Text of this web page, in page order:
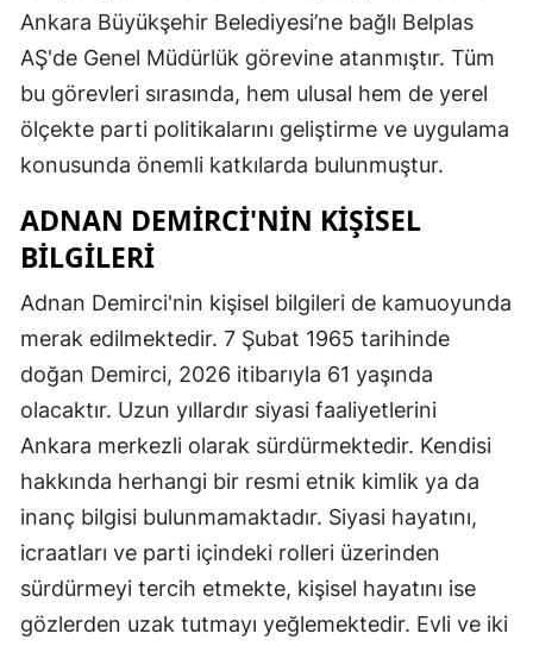
Ankara Büyükşehir Belediyesi’ne bağlı Belplas
AŞ'de Genel Müdürlük görevine atanmıştır. Tüm
bu görevleri sırasında, hem ulusal hem de yerel
ölçekte parti politikalarını geliştirme ve uygulama
konusunda önemli katkılarda bulunmuştur.
ADNAN DEMIRCI'NIN KIŞISEL
BILGILERI
Adnan Demirci'nin kişisel bilgileri de kamuoyunda
merak edilmektedir. 7 Şubat 1965 tarihinde
doğan Demirci, 2026 itibarıyla 61 yaşında
olacaktır. Uzun yıllardır siyasi faaliyetlerini
Ankara merkezli olarak sürdürmektedir. Kendisi
hakkında herhangi bir resmi etnik kimlik ya da
inanç bilgisi bulunmamaktadır. Siyasi hayatını,
icraatları ve parti içindeki rolleri üzerinden
sürdürmeyi tercih etmekte, kişisel hayatını ise
gözlerden uzak tutmayı yeğlemektedir. Evli ve iki